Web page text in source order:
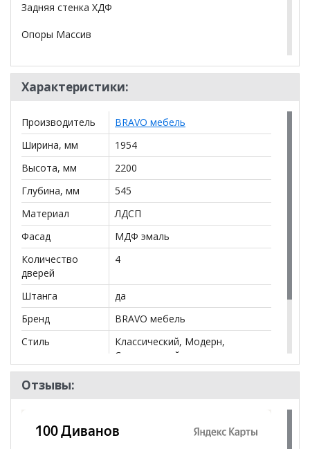
Задняя стенка ХДФ
Опоры Массив
*Дополнительную информацию о том, как купить
ДЖАЛИ Шкаф для одежды ШР-4 (лак темный
лазурный)уточняйте у нашего менеджера по
+79292022735
**Цены на официальном сайте
действительны только для интернет-магазинаи
могут отличаться от цен в розничных магазинах-
салонах сети!
Характеристики:
Производитель
BRAVO мебель
Ширина, мм
1954
Высота, мм
2200
Глубина, мм
545
Материал
ЛДСП
Фасад
МДФ эмаль
Количество
дверей
4
Штанга
да
Бренд
BRAVO мебель
Стиль
Классический, Модерн,
Современный
Комната
Пол
Отзывы: